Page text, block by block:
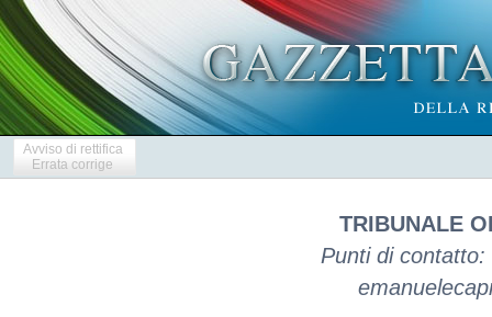
Avviso di rettifica
Errata corrige
TRIBUNALE
Punti di